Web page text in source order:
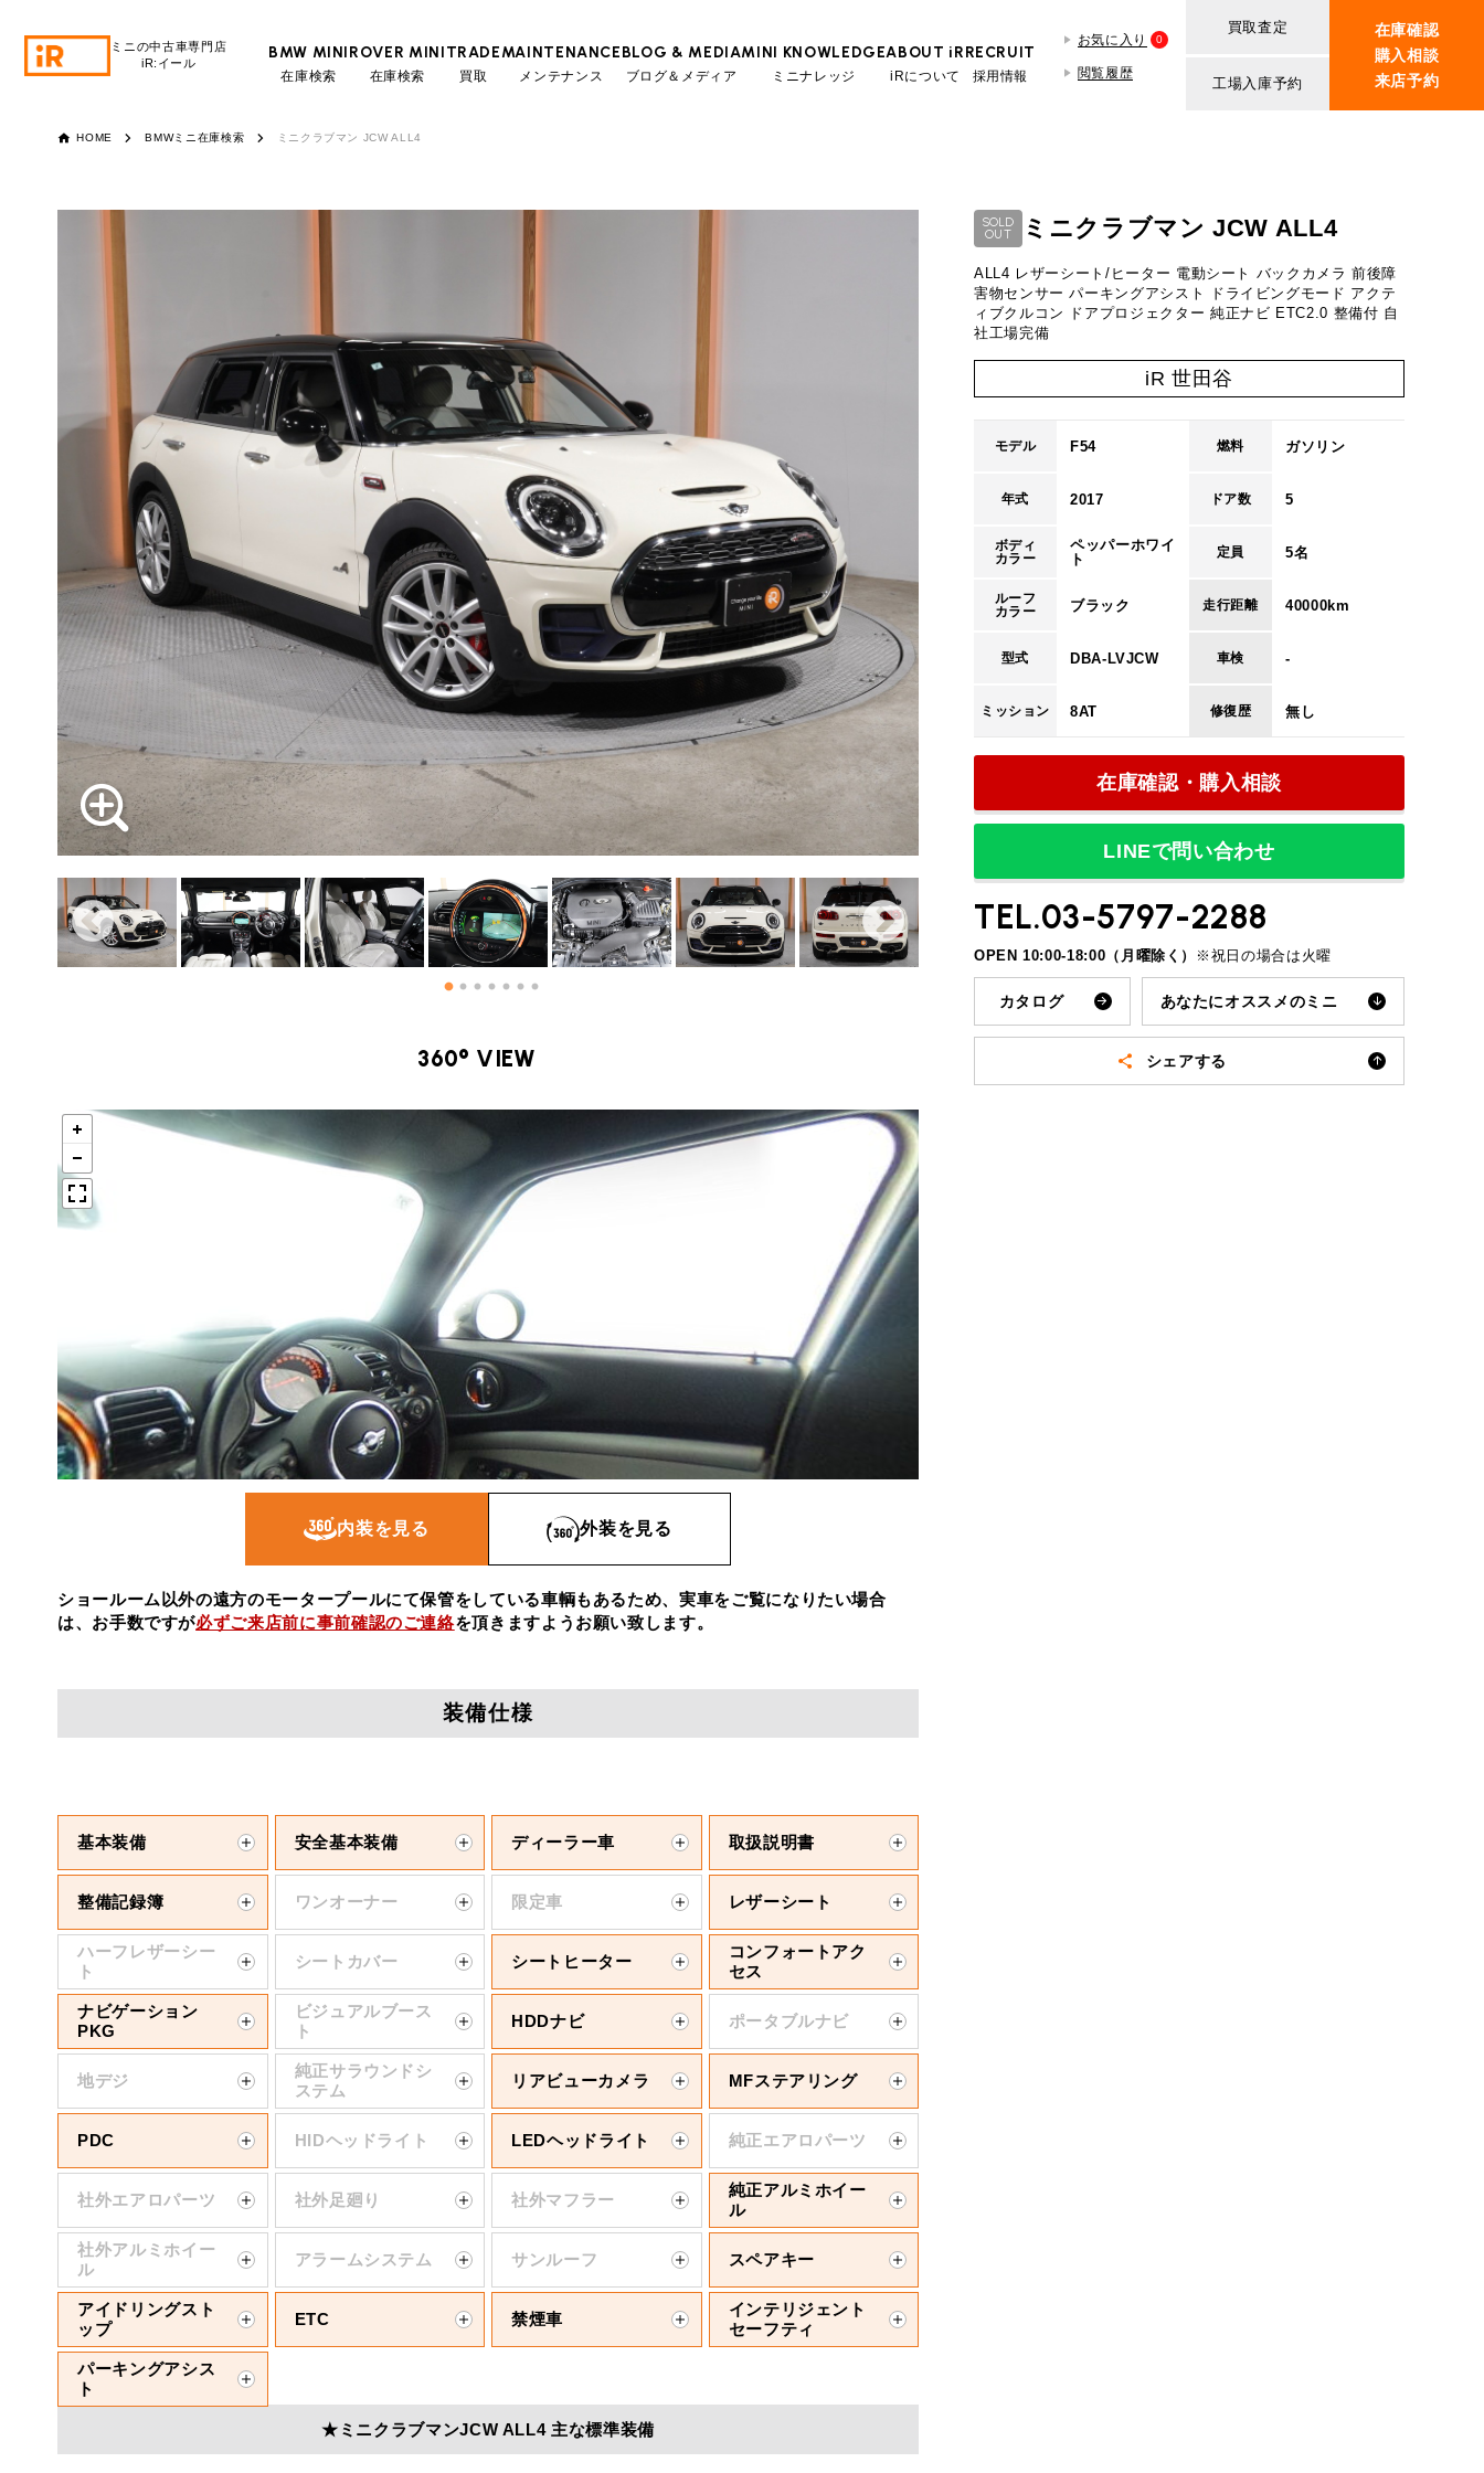
ミニの中古車専門店
iR:イール
BMW MINI
在庫検索
ROVER MINI
在庫検索
TRADE
買取
必要書類
買取Q&A
iRで愛車を売却されたお客様の声
BMWミニ買取査定依頼
ローバーミニ買取査定依頼
MAINTENANCE
メンテナンス
BLOG & MEDIA
ブログ＆メディア
MINI KNOWLEDGE
ミニナレッジ
ABOUT iR
iRについて
リクルート
RECRUIT
採用情報
お気に入り 0
閲覧履歴
買取査定
工場入庫予約
iR MAKERS
在庫確認
購入相談
来店予約
TRADE
TOP
iRの買取が他社よりも高い理由
売却手順
必要書類
買取Q&A
iRで愛車を売却されたお客様の声
BMWミニ買取査定依頼
ローバーミニ買取査定依頼
MAINTENANCE メンテナンス
TOP
BMWミニ メンテナンス
ローバーミニ メンテナンス
最近の修理実績
BLOG & MEDIA ブログ＆メディア
TOP
MINI Blog スタッフブログ
User's Voice 購入者様の声
Part's Report パーツ販売のご案内
動画一覧
MINI KNOWLEDGE ミニナレッジ
TOP
BMWミニナレッジ
ローバーミニナレッジ
ABOUT iR iRについて
会社概要
スタッフ紹介
MAP
リクルート
RECRUIT 採用情報
プライバシーポリシー
お問い合わせ サイトマップ
お問い合わせ
BMW MINIサービス工場
iR TECH FACTORY
HOME BMWミニ在庫検索 ミニクラブマン JCW ALL4
営業時間
月曜日（祝日の場合は火曜日）
通常ローンの場合
月々支払額 万円
総支払額 340.1
頭金
支払回数 回
ボーナス支払回数/年 2 回
内訳
1回目 21,501 円
2回目以降 円
ボーナス月追加額 80,000
ボーナス月数 14 回
残価ローンの場合
1.4 万円
頭金
残価
支払回数
ボーナス支払回数/年
内訳
2回目以降 14,200 円
80,000 円
ボーナス月数
SOLD
OUT
ミニクラブマン JCW ALL4
ALL4 レザーシート/ヒーター 電動シート バックカメラ 前後障
害物センサー パーキングアシスト ドライビングモード アクテ
ィブクルコン ドアプロジェクター 純正ナビ ETC2.0 整備付 自
社工場完備
iR 世田谷
モデル F54
年式 2017
ボディ
カラー
ペッパーホワイ
ト
ルーフ
カラー
ブラック
型式 DBA-LVJCW
ミッション 8AT
燃料 ガソリン
ドア数 5
定員 5名
走行距離 40000km
車検 -
修復歴 無し
在庫確認・購入相談
LINEで問い合わせ
TEL.03-5797-2288
OPEN 10:00-18:00（月曜除く） ※祝日の場合は火曜
カタログ あなたにオススメのミニ
シェアする
メールで送る
360° VIEW
内装を見る 外装を見る
ショールーム以外の遠方のモータープールにて保管をしている車輌もあるため、実車をご覧になりたい場合
は、お手数ですが必ずご来店前に事前確認のご連絡を頂きますようお願い致します。
装備仕様
基本装備 安全基本装備 ディーラー車 取扱説明書
整備記録簿 ワンオーナー 限定車 レザーシート
ハーフレザーシー
ト
シートカバー シートヒーター
コンフォートアク
セス
ナビゲーション
PKG
ビジュアルブース
ト
HDDナビ ポータブルナビ
地デジ
純正サラウンドシ
ステム
リアビューカメラ MFステアリング
PDC HIDヘッドライト LEDヘッドライト 純正エアロパーツ
社外エアロパーツ 社外足廻り 社外マフラー
純正アルミホイー
ル
社外アルミホイー
ル
アラームシステム サンルーフ スペアキー
アイドリングスト
ップ
ETC 禁煙車
インテリジェント
セーフティ
パーキングアシス
ト
★ミニクラブマンJCW ALL4 主な標準装備